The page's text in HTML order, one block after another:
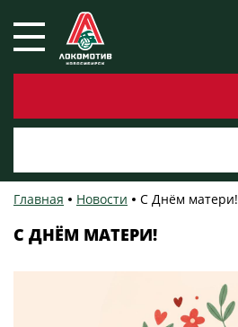
Главная Новости С Днём матери!
С ДНЁМ МАТЕРИ!